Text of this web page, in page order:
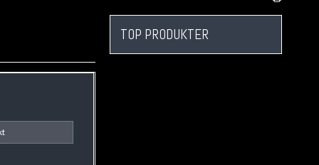
TOP PRODUKTER